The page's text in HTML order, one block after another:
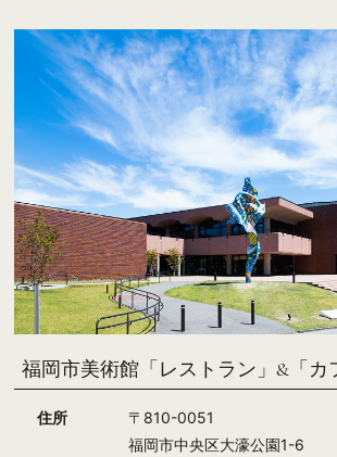
福岡市美術館「レストラン」&「カ
住所
〒810-0051
福岡市中央区大濠公園1-6